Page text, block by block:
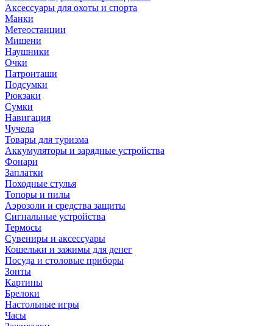
Аксессуары для охоты и спорта
Манки
Метеостанции
Мишени
Наушники
Очки
Патронташи
Подсумки
Рюкзаки
Сумки
Навигация
Чучела
Товары для туризма
Аккумуляторы и зарядные устройства
Фонари
Заплатки
Походные стулья
Топоры и пилы
Аэрозоли и средства защиты
Сигнальные устройства
Термосы
Сувениры и аксессуары
Кошельки и зажимы для денег
Посуда и столовые приборы
Зонты
Картины
Брелоки
Настольные игры
Часы